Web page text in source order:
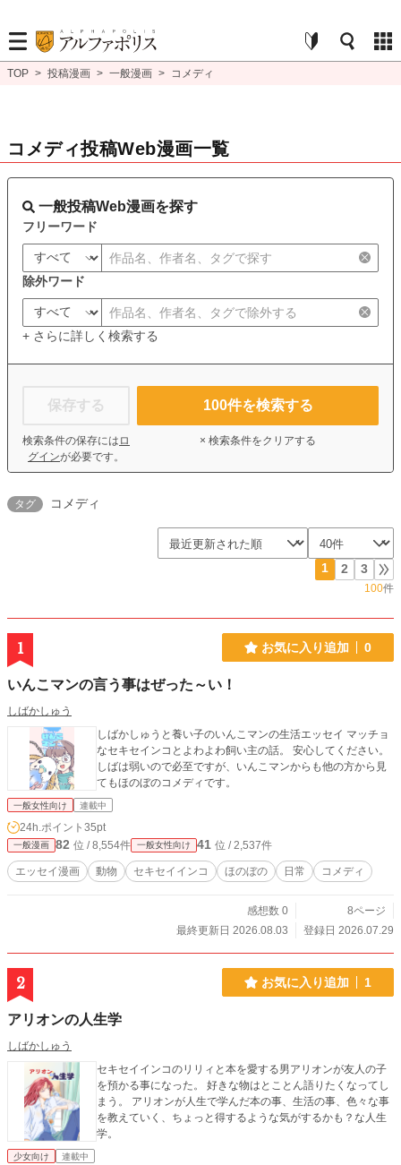
TOP > 投稿漫画 > 一般漫画 > コメディ
コメディ投稿Web漫画一覧
一般投稿Web漫画を探す
フリーワード
除外ワード
+ さらに詳しく検索する
保存する
検索条件の保存には ロ
グインが必要です。
100件を検索する
× 検索条件をクリアする
タグ コメディ
1 2 3
100件
1 お気に入り追加 0
いんこマンの言う事はぜった～い！
しばかしゅう
しばかしゅうと養い子のいんこマンの生活エッセイ マッチョ
なセキセインコとよわよわ飼い主の話。 安心してください。
しばは弱いので必至ですが、いんこマンからも他の方から見
てもほのぼのコメディです。
一般女性向け 連載中
24h.ポイント 35pt
一般漫画 82 位 / 8,554件 一般女性向け 41 位 / 2,537件
エッセイ漫画 動物 セキセイインコ ほのぼの 日常 コメディ
感想数 0
8ページ
最終更新日 2026.08.03
登録日 2026.07.29
2 お気に入り追加 1
アリオンの人生学
しばかしゅう
セキセイインコのリリィと本を愛する男アリオンが友人の子
を預かる事になった。 好きな物はとことん語りたくなってし
まう。 アリオンが人生で学んだ本の事、生活の事、色々な事
を教えていく、ちょっと得するような気がするかも？な人生
学。
少女向け 連載中